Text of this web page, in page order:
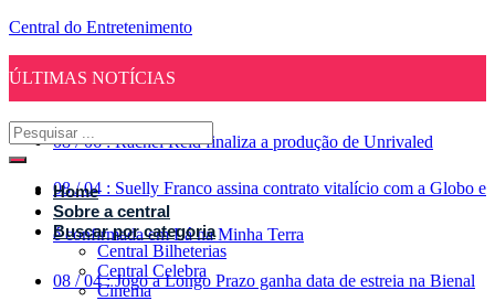
Central do Entretenimento
ÚLTIMAS NOTÍCIAS
08 / 06 : Rachel Reid finaliza a produção de Unrivaled
08 / 04 : Suelly Franco assina contrato vitalício com a Globo e
é confirmada em Lá na Minha Terra
08 / 04 : Jogo a Longo Prazo ganha data de estreia na Bienal
Home
Sobre a central
Buscar por categoria
Central Bilheterias
Central Celebra
Cinema